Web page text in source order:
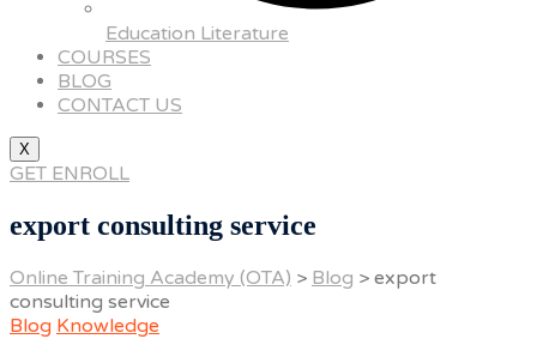
Education Literature
COURSES
BLOG
CONTACT US
X
GET ENROLL
export consulting service
Online Training Academy (OTA) > Blog > export
consulting service
Blog Knowledge